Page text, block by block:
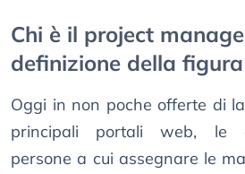
Chi è il project
definizione della figura
Oggi in non poche offerte di
principali portali web, le
persone a cui assegnare le